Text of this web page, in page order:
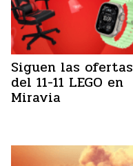
Siguen las ofertas
del 11-11 LEGO en
Miravia